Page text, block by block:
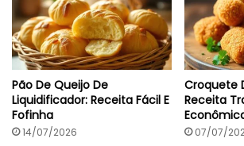
Pão De Queijo De
Liquidificador: Receita Fácil E
Fofinha
14/07/2026
Croquete
Receita
07/07/